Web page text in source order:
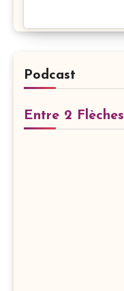
Podcast
Entre 2 Flèches